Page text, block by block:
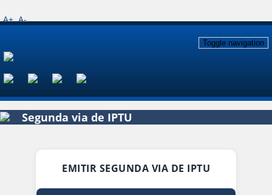
A+ A-
Toggle navigation
Segunda via de IPTU
EMITIR SEGUNDA VIA DE IPTU